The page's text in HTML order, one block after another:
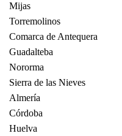
Mijas
Torremolinos
Comarca de Antequera
Guadalteba
Nororma
Sierra de las Nieves
Almería
Córdoba
Huelva